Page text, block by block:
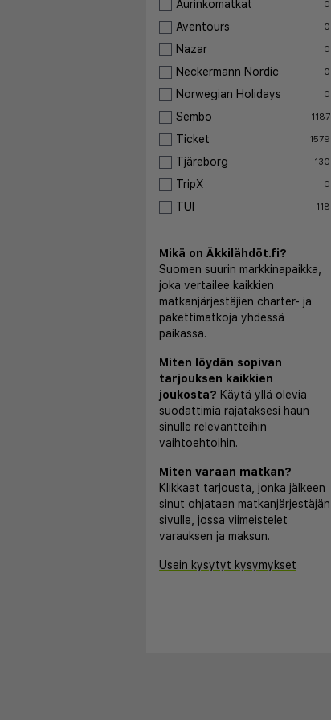
Aurinkomatkat 0
Aventours 0
Nazar 0
Neckermann Nordic 0
Norwegian Holidays 0
Sembo 1187
Ticket 1579
Tjäreborg 130
TripX 0
TUI 118
Mikä on Äkkilähdöt.fi?
Suomen suurin markkinapaikka,
joka vertailee kaikkien
matkanjärjestäjien charter- ja
pakettimatkoja yhdessä
paikassa.
Miten löydän sopivan
tarjouksen kaikkien
joukosta? Käytä yllä olevia
suodattimia rajataksesi haun
sinulle relevantteihin
vaihtoehtoihin.
Miten varaan matkan?
Klikkaat tarjousta, jonka jälkeen
sinut ohjataan matkanjärjestäjän
sivulle, jossa viimeistelet
varauksen ja maksun.
Usein kysytyt kysymykset